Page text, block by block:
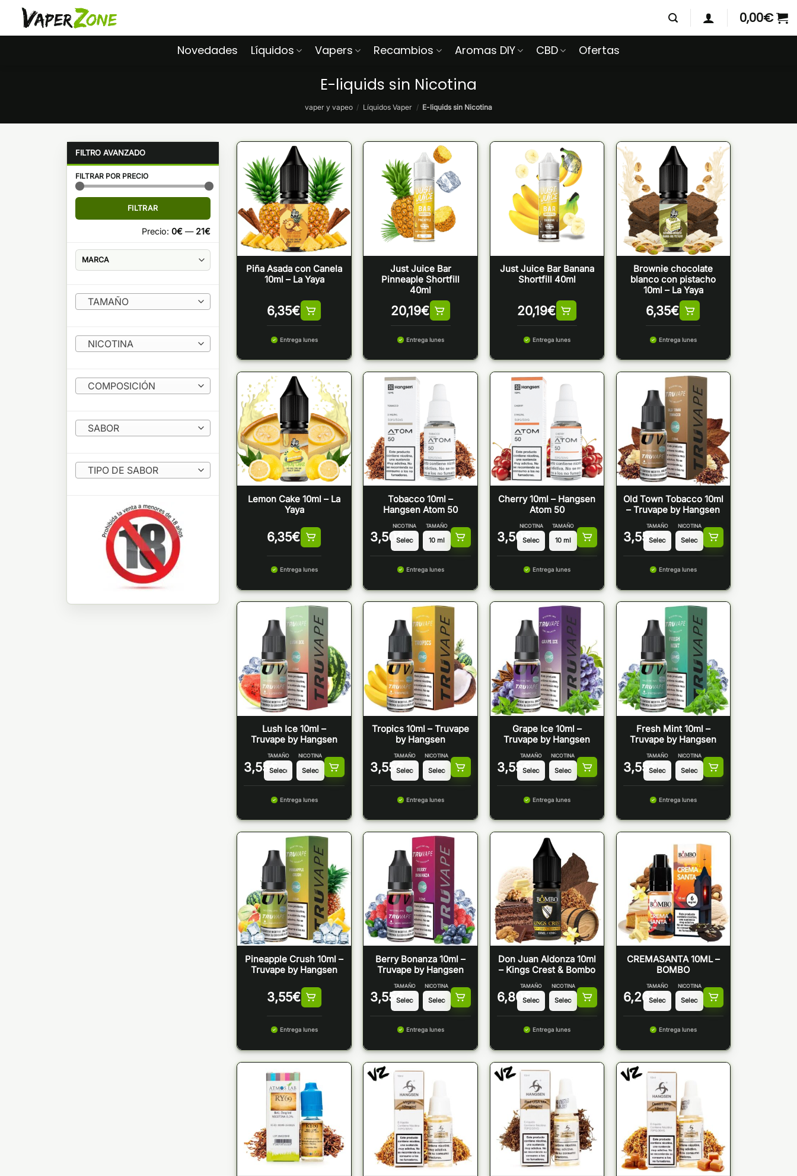
Saltar
contenido
0,00€
Novedades Líquidos Vapers Recambios Aromas DIY CBD Ofertas
E-liquids sin Nicotina
vaper y vapeo / Líquidos Vaper / E-liquids sin Nicotina
FILTRAR POR PRECIO
Precio
Precio
FILTRAR
Precio: 0€— 21€
TAMAÑO
NICOTINA
COMPOSICIÓN
SABOR
TIPO DE SABOR
Piña Asada con Canela
10ml – La Yaya
6,35€
Entrega lunes
Just Juice Bar
Pinneaple Shortfill
40ml
20,19€
Entrega lunes
Just Juice Bar Banana
Shortfill 40ml
20,19€
Entrega lunes
Brownie chocolate
blanco con pistacho
10ml – La Yaya
6,35€
Entrega lunes
Lemon Cake 10ml – La
Yaya
6,35€
Entrega lunes
Tobacco 10ml –
Hangsen Atom 50
3,50€
NICOTINA TAMAÑO
Entrega lunes
Cherry 10ml – Hangsen
Atom 50
3,50€
NICOTINA TAMAÑO
Entrega lunes
Old Town Tobacco 10ml
– Truvape by Hangsen
3,55 €
TAMAÑO NICOTINA
Entrega lunes
Lush Ice 10ml –
Truvape by Hangsen
3,55€
TAMAÑO NICOTINA
Entrega lunes
Tropics 10ml – Truvape
by Hangsen
3,55 €
TAMAÑO NICOTINA
Entrega lunes
Grape Ice 10ml –
Truvape by Hangsen
3,55 €
TAMAÑO NICOTINA
Entrega lunes
Fresh Mint 10ml –
Truvape by Hangsen
3,55 €
TAMAÑO NICOTINA
Entrega lunes
Pineapple Crush 10ml –
Truvape by Hangsen
3,55€
Entrega lunes
Berry Bonanza 10ml –
Truvape by Hangsen
3,55 €
TAMAÑO NICOTINA
Entrega lunes
Don Juan Aldonza 10ml
– Kings Crest & Bombo
6,80€
TAMAÑO NICOTINA
Entrega lunes
CREMASANTA 10ML –
BOMBO
6,26€
TAMAÑO NICOTINA
Entrega lunes